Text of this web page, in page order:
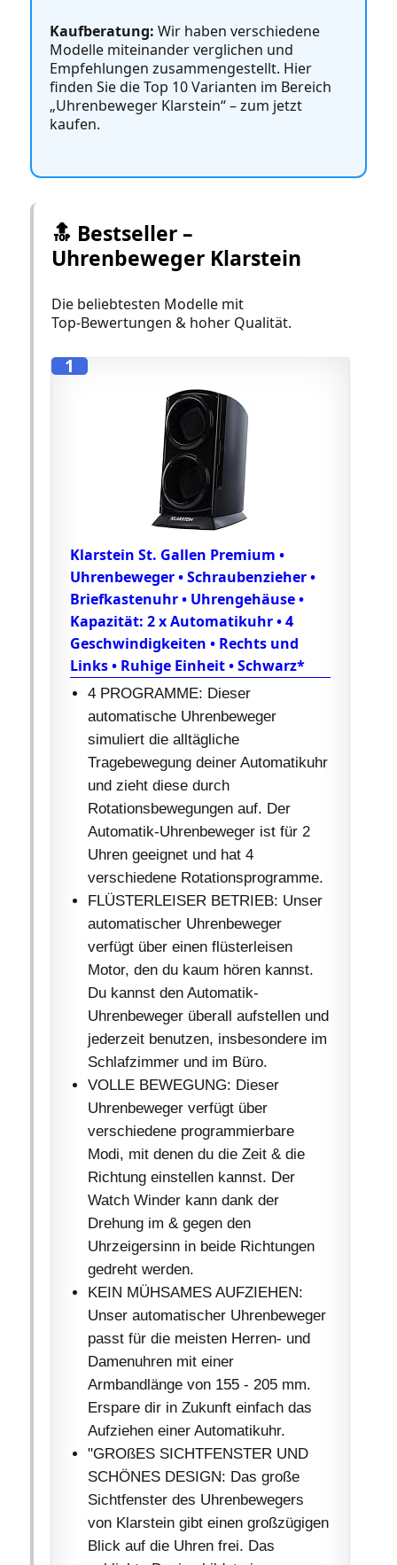
Kaufberatung: Wir haben verschiedene
Modelle miteinander verglichen und
Empfehlungen zusammengestellt. Hier
finden Sie die Top 10 Varianten im Bereich
„Uhrenbeweger Klarstein“ – zum jetzt
kaufen.
🔝 Bestseller –
Uhrenbeweger Klarstein
Die beliebtesten Modelle mit
Top‑Bewertungen & hoher Qualität.
1
Klarstein St. Gallen Premium •
Uhrenbeweger • Schraubenzieher •
Briefkastenuhr • Uhrengehäuse •
Kapazität: 2 x Automatikuhr • 4
Geschwindigkeiten • Rechts und
Links • Ruhige Einheit • Schwarz*
4 PROGRAMME: Dieser
automatische Uhrenbeweger
simuliert die alltägliche
Tragebewegung deiner Automatikuhr
und zieht diese durch
Rotationsbewegungen auf. Der
Automatik-Uhrenbeweger ist für 2
Uhren geeignet und hat 4
verschiedene Rotationsprogramme.
FLÜSTERLEISER BETRIEB: Unser
automatischer Uhrenbeweger
verfügt über einen flüsterleisen
Motor, den du kaum hören kannst.
Du kannst den Automatik-
Uhrenbeweger überall aufstellen und
jederzeit benutzen, insbesondere im
Schlafzimmer und im Büro.
VOLLE BEWEGUNG: Dieser
Uhrenbeweger verfügt über
verschiedene programmierbare
Modi, mit denen du die Zeit & die
Richtung einstellen kannst. Der
Watch Winder kann dank der
Drehung im & gegen den
Uhrzeigersinn in beide Richtungen
gedreht werden.
KEIN MÜHSAMES AUFZIEHEN:
Unser automatischer Uhrenbeweger
passt für die meisten Herren- und
Damenuhren mit einer
Armbandlänge von 155 - 205 mm.
Erspare dir in Zukunft einfach das
Aufziehen einer Automatikuhr.
"GROßES SICHTFENSTER UND
SCHÖNES DESIGN: Das große
Sichtfenster des Uhrenbewegers
von Klarstein gibt einen großzügigen
Blick auf die Uhren frei. Das